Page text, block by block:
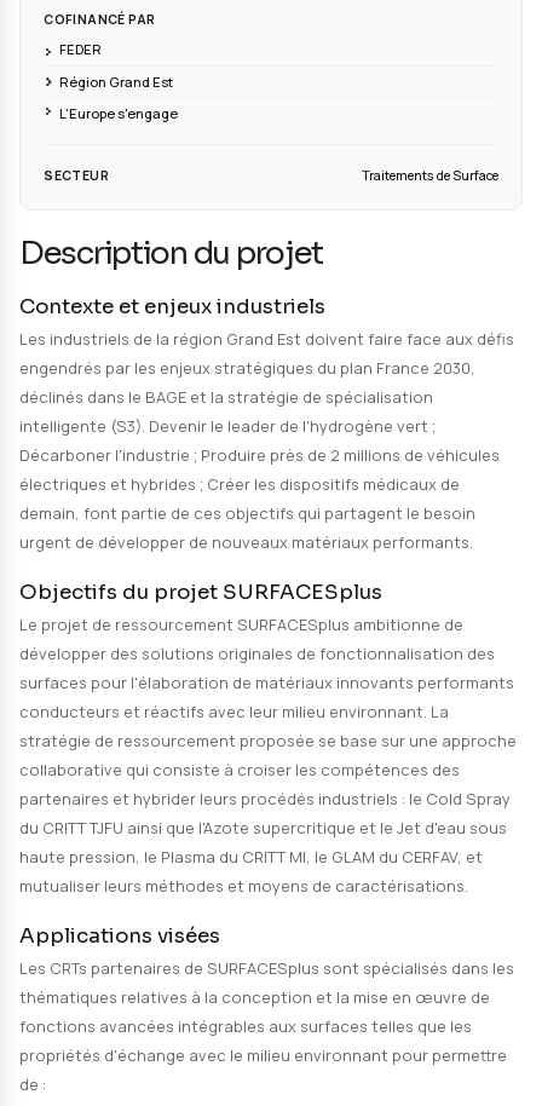
CRITT MI
COFINANCÉ PAR
FEDER
Région Grand Est
SECTEUR
Description du projet
Contexte et enjeux industriels
Les industriels de la région Grand Est doivent faire
engendrés par les enjeux stratégiques du plan France
déclinés dans le BAGE et la stratégie de spécialisation
intelligente (S3). Devenir le leader de l'hydrogène vert
Décarboner l'industrie ; Produire près de 2 millions de
électriques et hybrides ; Créer les dispositifs
urgent de développer de nouveaux matériaux
Objectifs du projet SURFACESplus
Le projet de ressourcement SURFACESplus
développer des solutions originales de